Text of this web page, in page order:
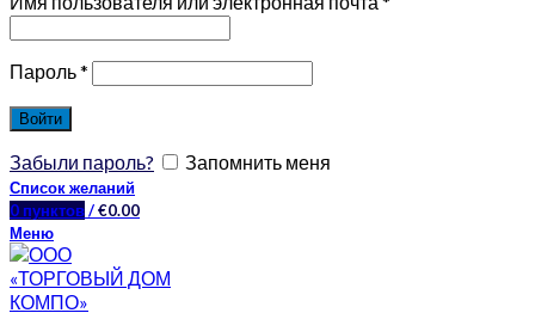
Пароль*
Войти
Забыли пароль? Запомнить меня
Список желаний
0 пунктов/€0.00
Меню